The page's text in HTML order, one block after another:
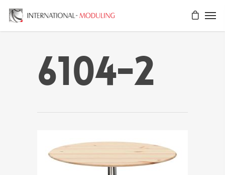
6104-2